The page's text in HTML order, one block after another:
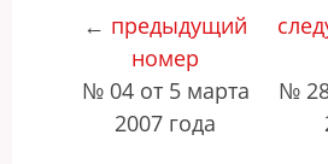
← предыдущий
номер
№ 04 от 5 марта
2007 года
№ 28